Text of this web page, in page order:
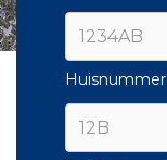
Huisnummer